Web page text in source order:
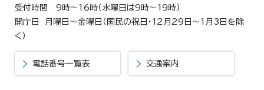
受付時間 9時～16時（水曜日は9時～19時）
開庁日 月曜日～金曜日（国民の祝日・12月29日～1月3日を除
く）
電話番号一覧表 交通案内